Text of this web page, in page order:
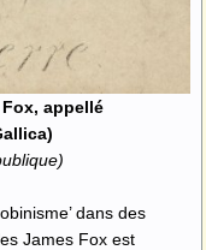
appellé
dans des
James Fox est